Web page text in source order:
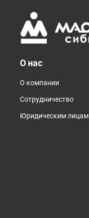
О нас
О компании
Сотрудничество
Юридическим лицам